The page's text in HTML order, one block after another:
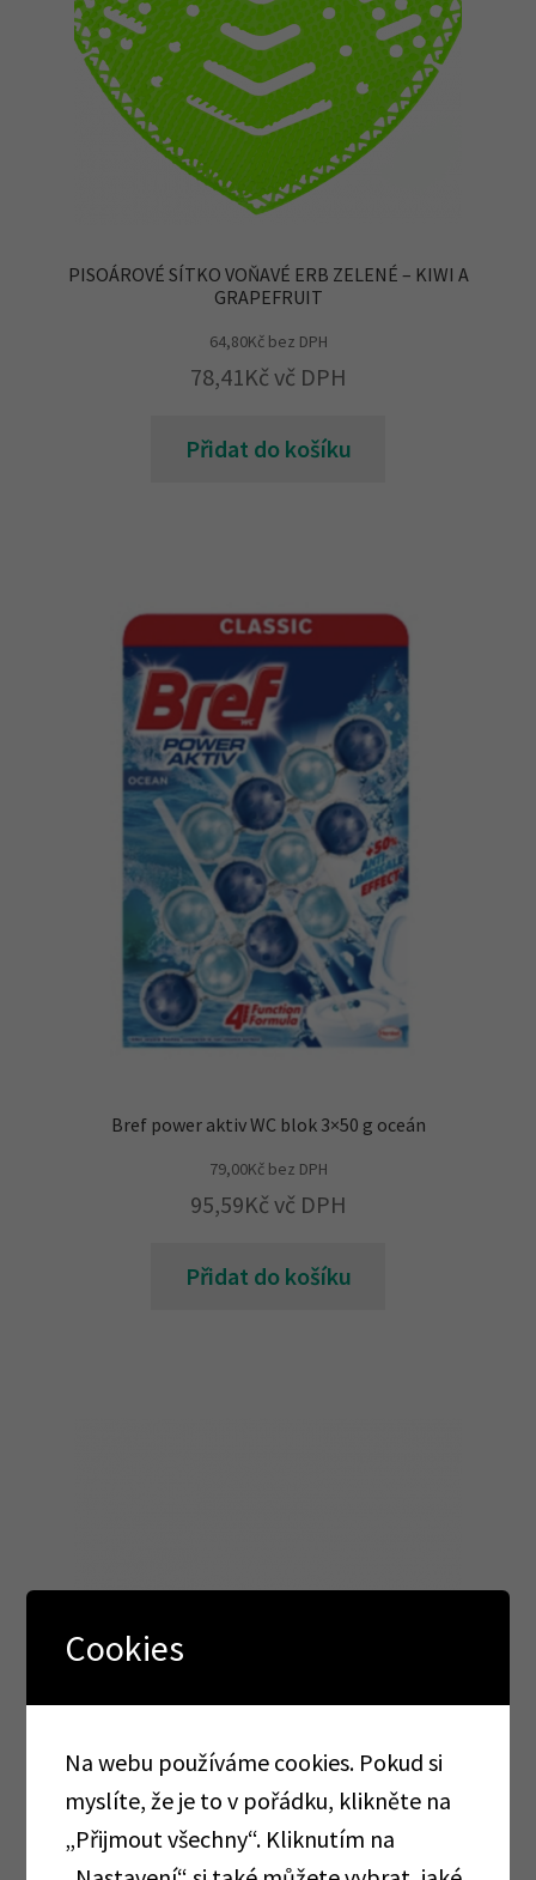
PISOÁROVÉ SÍTKO VOŇAVÉ ERB ZELENÉ – KIWI A
GRAPEFRUIT
64,80Kčbez DPH
78,41 Kč vč DPH
Přidat do košíku
Bref power aktiv WC blok 3×50 g oceán
79,00Kčbez DPH
95,59Kč vč DPH
Přidat do košíku
Cookies
Na webu používáme cookies. Pokud si
myslíte, že je to v pořádku, klikněte na
„Přijmout všechny“. Kliknutím na